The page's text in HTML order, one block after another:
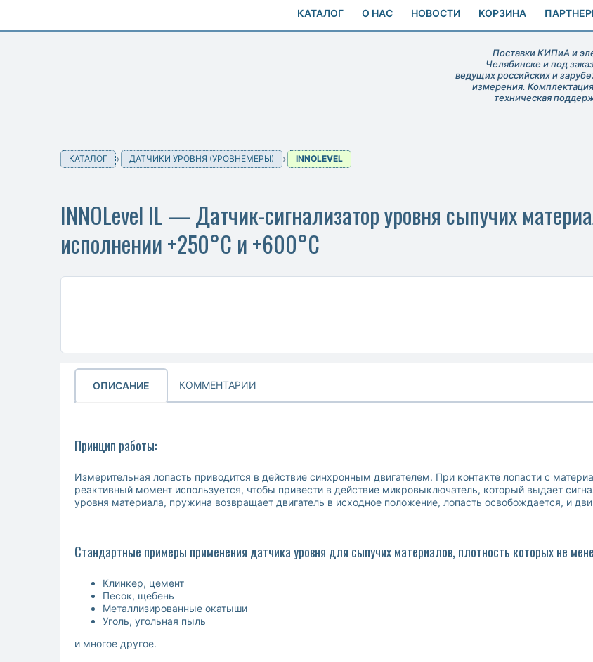
КАТАЛОГ О НАС НОВОСТИ КОРЗИНА
Поставки КИПиА и
Челябинске и под
ведущих российских и
измерения.
техническая
КАТАЛОГ ДАТЧИКИ УРОВНЯ (УРОВНЕМЕРЫ) INNOLEVEL
INNOLevel IL — Датчик-сигнализатор уровня сыпучих
исполнении +250°C и +600°C
ОПИСАНИЕ КОММЕНТАРИИ
Принцип работы:
Измерительная лопасть приводится в действие синхронным двигателем. При контакте лопасти с
реактивный момент используется, чтобы привести в действие микровыключатель, который выдает
уровня материала, пружина возвращает двигатель в исходное положение, лопасть освобождается, и
Стандартные примеры применения датчика уровня для сыпучих материалов, плотность которых не
Клинкер, цемент
Песок, щебень
Металлизированные окатыши
Уголь, угольная пыль
и многое другое.